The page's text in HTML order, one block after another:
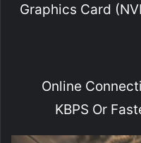
Graphics Card
Online
KBPS Or